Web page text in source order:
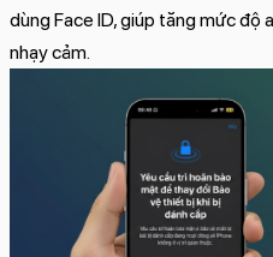
dùng Face ID, giúp tăng mức độ
nhạy cảm.